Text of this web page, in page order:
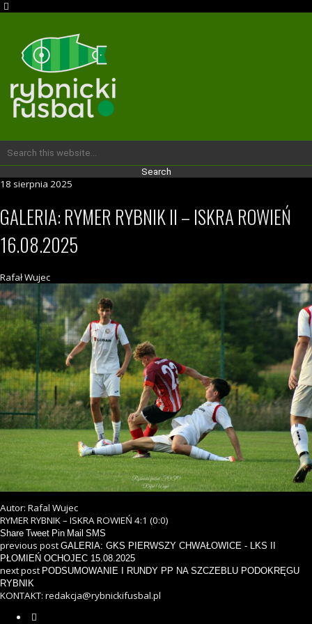
18 sierpnia 2025
GALERIA: RYMER RYBNIK II – ISKRA ROWIEŃ
16.08.2025
Rafał Wujec
Autor: Rafal Wujec
RYMER RYBNIK – ISKRA ROWIEŃ 4:1 (0:0)
Share Tweet Pin Mail SMS
previous postGALERIA: GKS PIERWSZY CHWAŁOWICE - LKS II
PŁOMIEŃ OCHOJEC 15.08.2025
next post PODSUMOWANIE I RUNDY PP NA SZCZEBLU PODOKRĘGU
RYBNIK
KONTAKT: redakcja@rybnickifusbal.pl